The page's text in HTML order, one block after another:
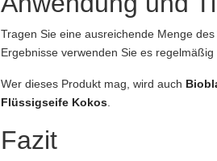
Hinweis zur Haftung: Für die vorstehenden Angaben
Tragen Sie eine ausreichende Menge
Ergebnisse verwenden Sie es
Wer dieses Produkt mag, wird auch
Flüssigseife Kokos
Fazit